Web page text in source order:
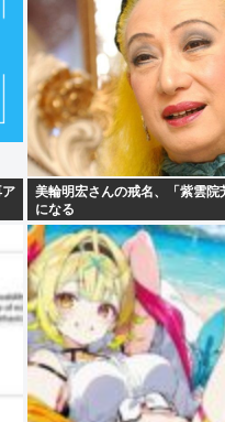
ア
美輪明宏さんの戒名、「紫雲院
になる